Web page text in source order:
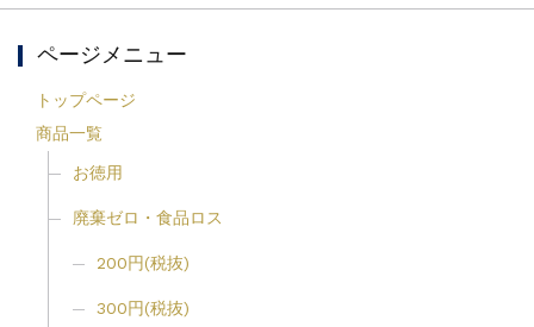
ページメニュー
トップページ
商品一覧
お徳用
廃棄ゼロ・食品ロス
200円(税抜)
300円(税抜)